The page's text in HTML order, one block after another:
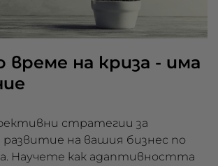
време на криза - има
стратегии за
на вашия бизнес по
Научете как адаптивността